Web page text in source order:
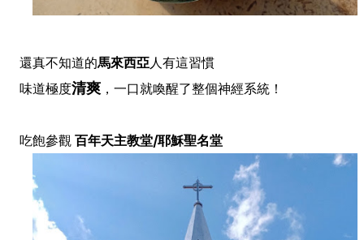
還真不知道的馬來西亞人有這習慣
味道極度清爽 ，一口就喚醒了整個神經系統！
吃飽參觀 百年天主教堂/耶穌聖名堂